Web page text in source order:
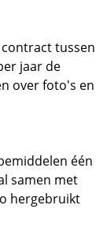
tussen
jaar de
over foto's en
één
samen met
hergebruikt